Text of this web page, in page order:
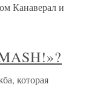
Канаверал и
которая